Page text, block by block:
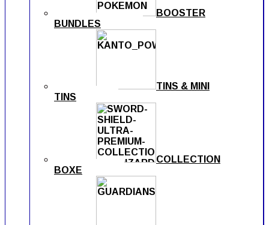
BOOSTER
BUNDLES
TINS & MINI
TINS
COLLECTION
BOXE